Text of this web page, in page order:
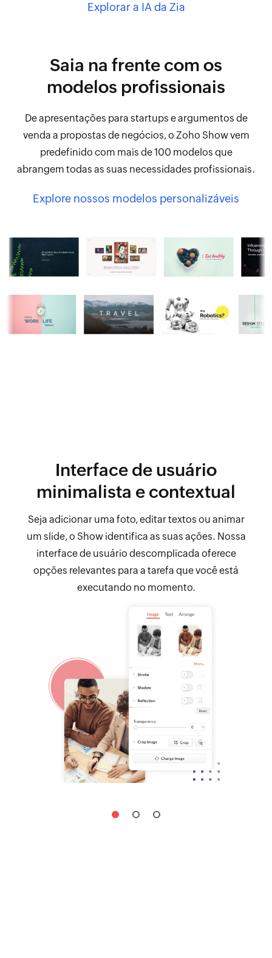
Explorar a IA da Zia
Saia na frente com os
modelos profissionais
De apresentações para startups e argumentos de
venda a propostas de negócios, o Zoho Show vem
predefinido com mais de 100 modelos que
abrangem todas as suas necessidades profissionais.
Explore nossos modelos personalizáveis
Interface de usuário
minimalista e contextual
Seja adicionar uma foto, editar textos ou animar
um slide, o Show identifica as suas ações. Nossa
interface de usuário descomplicada oferece
opções relevantes para a tarefa que você está
executando no momento.